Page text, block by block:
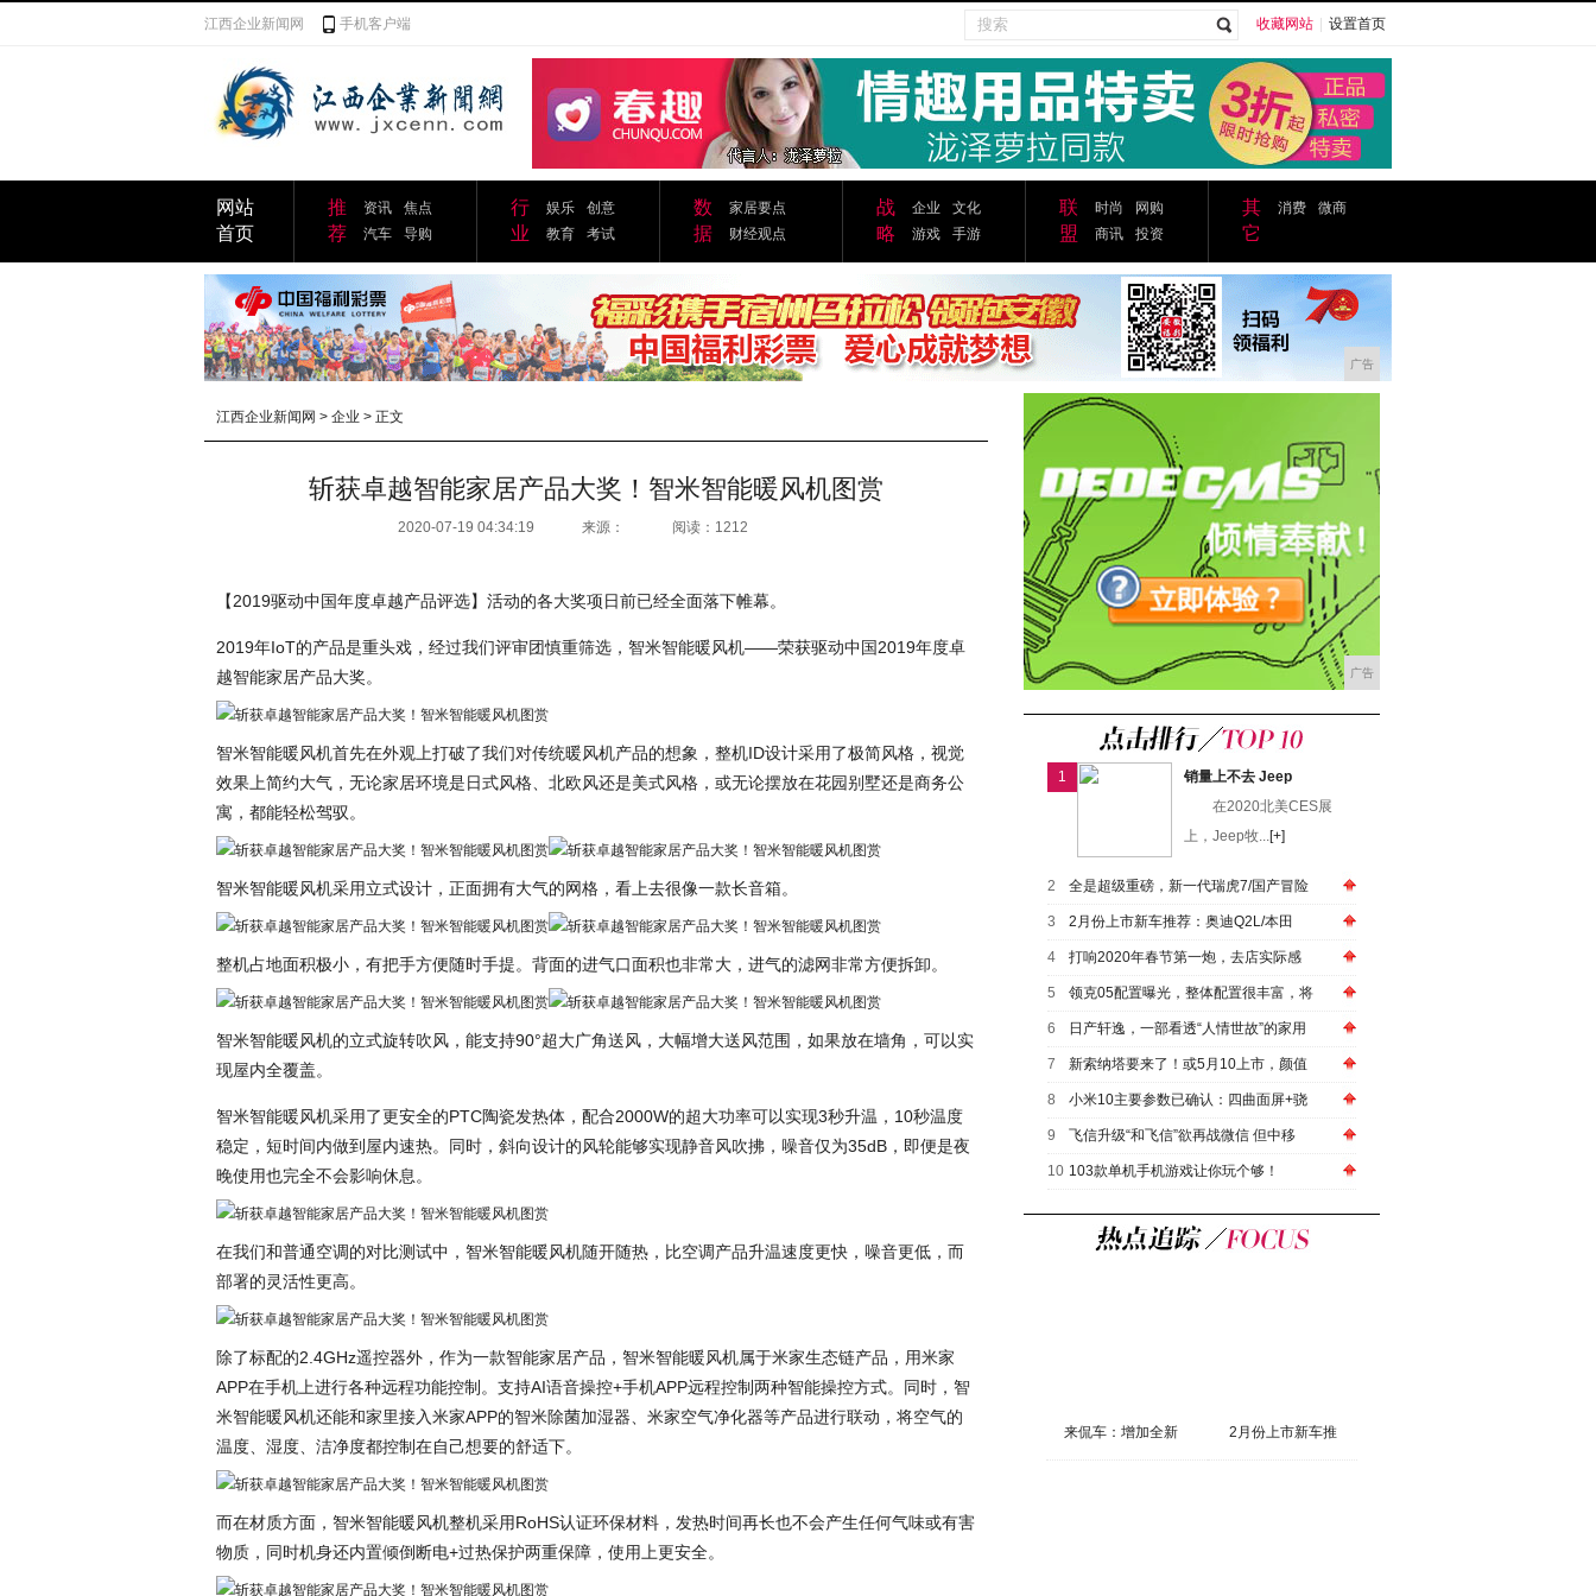
江西企业新闻网 手机客户端 收藏网站 设置首页
网站
首页
推
荐
资讯
焦点
汽车
导购
行
业
娱乐
创意
教育
考试
数
据
家居要点
财经观点
战
略
企业
文化
游戏
手游
联
盟
时尚
网购
商讯
投资
其
它
消费 微商
广告
江西企业新闻网 > 企业 > 正文
斩获卓越智能家居产品大奖！智米智能暖风机图赏
2020-07-19 04:34:19 来源： 阅读：1212
【2019驱动中国年度卓越产品评选】活动的各大奖项日前已经全面落下帷幕。
2019年IoT的产品是重头戏，经过我们评审团慎重筛选，智米智能暖风机——荣获驱动中国2019年度卓
越智能家居产品大奖。
智米智能暖风机首先在外观上打破了我们对传统暖风机产品的想象，整机ID设计采用了极简风格，视觉
效果上简约大气，无论家居环境是日式风格、北欧风还是美式风格，或无论摆放在花园别墅还是商务公
寓，都能轻松驾驭。
智米智能暖风机采用立式设计，正面拥有大气的网格，看上去很像一款长音箱。
整机占地面积极小，有把手方便随时手提。背面的进气口面积也非常大，进气的滤网非常方便拆卸。
智米智能暖风机的立式旋转吹风，能支持90°超大广角送风，大幅增大送风范围，如果放在墙角，可以实
现屋内全覆盖。
智米智能暖风机采用了更安全的PTC陶瓷发热体，配合2000W的超大功率可以实现3秒升温，10秒温度
稳定，短时间内做到屋内速热。同时，斜向设计的风轮能够实现静音风吹拂，噪音仅为35dB，即便是夜
晚使用也完全不会影响休息。
在我们和普通空调的对比测试中，智米智能暖风机随开随热，比空调产品升温速度更快，噪音更低，而
部署的灵活性更高。
除了标配的2.4GHz遥控器外，作为一款智能家居产品，智米智能暖风机属于米家生态链产品，用米家
APP在手机上进行各种远程功能控制。支持AI语音操控+手机APP远程控制两种智能操控方式。同时，智
米智能暖风机还能和家里接入米家APP的智米除菌加湿器、米家空气净化器等产品进行联动，将空气的
温度、湿度、洁净度都控制在自己想要的舒适下。
而在材质方面，智米智能暖风机整机采用RoHS认证环保材料，发热时间再长也不会产生任何气味或有害
物质，同时机身还内置倾倒断电+过热保护两重保障，使用上更安全。
广告
1
销量上不去 Jeep
在2020北美CES展
上，Jeep牧...[+]
2 全是超级重磅，新一代瑞虎7/国产冒险
3 2月份上市新车推荐：奥迪Q2L/本田
4 打响2020年春节第一炮，去店实际感
5 领克05配置曝光，整体配置很丰富，将
6 日产轩逸，一部看透“人情世故”的家用
7 新索纳塔要来了！或5月10上市，颜值
8 小米10主要参数已确认：四曲面屏+骁
9 飞信升级“和飞信”欲再战微信 但中移
10 103款单机手机游戏让你玩个够！
来侃车：增加全新 2月份上市新车推